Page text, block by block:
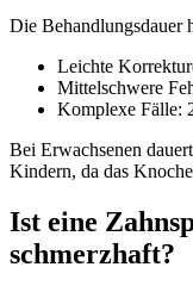
Die Behandlungsdauer
Leichte
Mittelschwere
Komplexe Fälle:
Bei Erwachsenen
Kindern, da das
Ist eine
schmerzhaft?